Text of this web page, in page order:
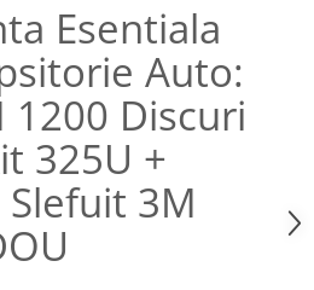
Esentiala
Auto:
1200 Discuri
325U +
3M